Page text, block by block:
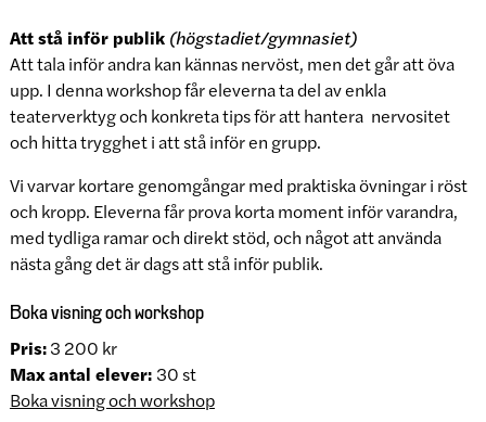
Att stå inför publik(högstadiet/gymnasiet)
Att tala inför andra kan kännas nervöst, men det går att öva
upp. I denna workshop får eleverna ta del av enkla
teaterverktyg och konkreta tips för att hantera nervositet
och hitta trygghet i att stå inför en grupp.
Vi varvar kortare genomgångar med praktiska övningar i röst
och kropp. Eleverna får prova korta moment inför varandra,
med tydliga ramar och direkt stöd, och något att använda
nästa gång det är dags att stå inför publik.
Boka visning och workshop
Pris:3 200 kr
Max antal elever: 30 st
Boka visning och workshop